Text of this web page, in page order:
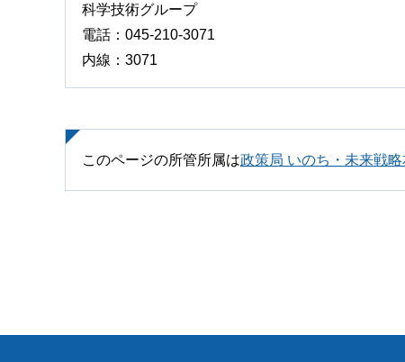
科学技術グループ
電話：045-210-3071
内線：3071
このページの所管所属は政策局 いのち・未来戦略